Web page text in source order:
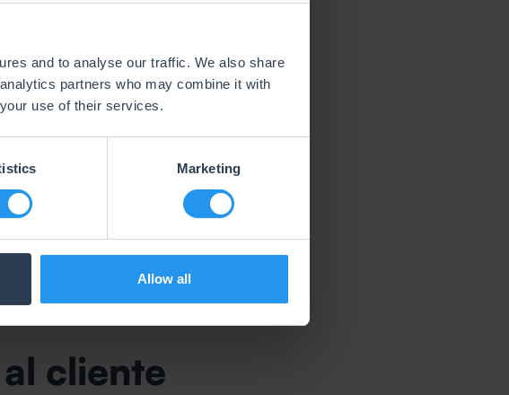
and to analyse our traffic. We also share
partners who may combine it with
use of their services.
Marketing
Allow all
Amene Kandelousi
cliente